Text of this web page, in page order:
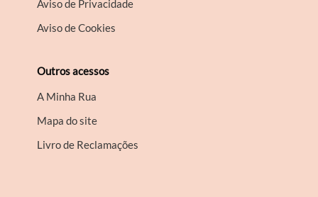
Aviso de Privacidade
Aviso de Cookies
Outros acessos
A Minha Rua
Mapa do site
Livro de Reclamações